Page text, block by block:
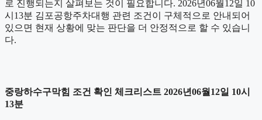
로 진행되는지 살펴보는 것이 필요합니다. 2026년06월12일 10
시13분 김포공항주차대행 관련 조건이 구체적으로 안내되어
있으면 현재 상황에 맞는 판단을 더 안정적으로 할 수 있습니
다.
중랑하수구막힘 조건 확인 체크리스트 2026년06월12일 10시
13분